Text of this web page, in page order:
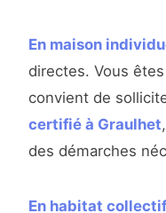
En maison
directes. Vous
convient de
certifié à Graulhet
des démarches
En habitat collectif